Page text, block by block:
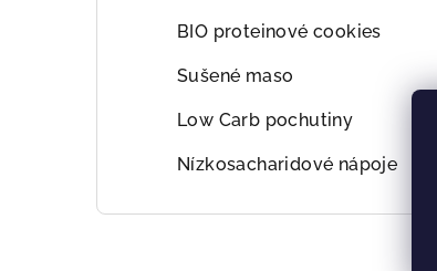
BIO proteinové cookies
Sušené maso
Low Carb pochutiny
Nízkosacharidové nápoje